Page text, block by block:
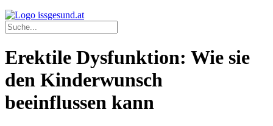
Erektile Dysfunktion: Wie sie
den Kinderwunsch
beeinflussen kann